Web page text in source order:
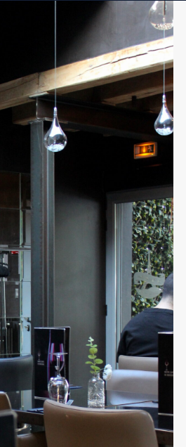
Un Restaurant Val de Marne convient à
de Marne compte autant que la cuisine. La richesse
valorise immédiatement un Restaurant Val
convives. La proximité des transports peut
de Marne efficace est particulièrement recherché.
Restaurant Val de Marne adapté au cadre
Val de Marne. L’identité d’un Restaurant
doit souvent sa réputation à sa régularité.
Val de Marne peut valoriser des recettes du
d’éviter l’attente. Un Restaurant Val de Marne
Val de Marne raffiné peut faire la différence. Un
d’hygiène valorise tout Restaurant Val de
d’un Restaurant Val de Marne se perçoit souvent
précision en cuisine fait partie des forces d’un
souvent révélatrices. Le plat principal reste un
l’offre d’un Restaurant Val de Marne.
La diversité des boissons complète efficacement
prévus qu’aux envies spontanées. Un mobilier
vrai plus à un Restaurant Val de Marne. Un
Val de Marne devient plus fort avec une
La délicatesse des recettes apporte du
à sa clientèle de proximité. Un Restaurant Val de
en relief dans un Restaurant Val de Marne
directement un Restaurant Val de Marne. Un
Val de Marne compétent montre son
davantage les esprits. Le confort acoustique
aux bons créneaux répond mieux aux attentes.
peut distinguer un Restaurant Val de Marne sur
d’un Restaurant Val de Marne apparaît
Val de Marne. La présentation de l’offre
ses promesses autant que possible. Un
global renforce la qualité perçue d’un
ordinaire. Dans le Val-de-Marne, repérer la
qui donne envie de revenir.